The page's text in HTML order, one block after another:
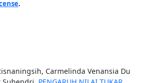
.
Carmelinda Venansia Du